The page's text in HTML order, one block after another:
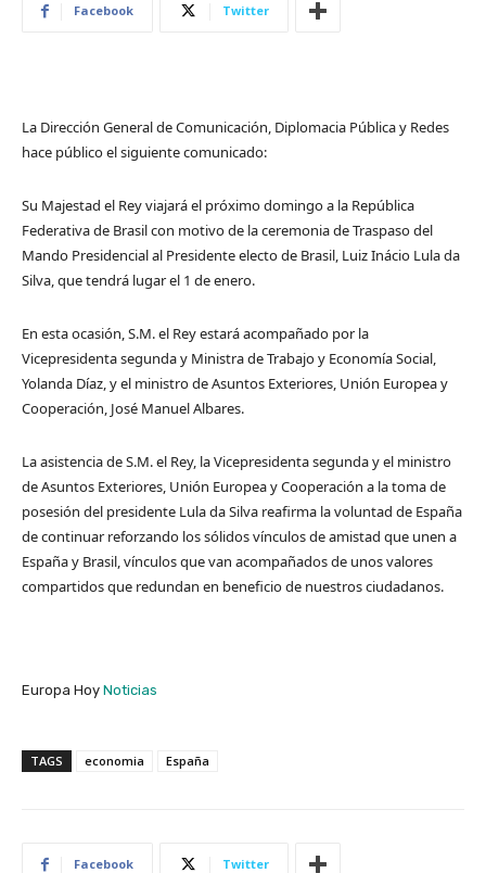
Facebook Twitter
​La Dirección General de Comunicación, Diplomacia Pública y Redes
hace público el siguiente comunicado:
Su Majestad el Rey viajará el próximo domingo a la República
Federativa de Brasil con motivo de la ceremonia de Traspaso del
Mando Presidencial al Presidente electo de Brasil, Luiz Inácio Lula da
Silva, que tendrá lugar el 1 de enero.
En esta ocasión, S.M. el Rey estará acompañado por la
Vicepresidenta segunda y Ministra de Trabajo y Economía Social,
Yolanda Díaz, y el ministro de Asuntos Exteriores, Unión Europea y
Cooperación, José Manuel Albares.
La asistencia de S.M. el Rey, la Vicepresidenta segunda y el ministro
de Asuntos Exteriores, Unión Europea y Cooperación a la toma de
posesión del presidente Lula da Silva reafirma la voluntad de España
de continuar reforzando los sólidos vínculos de amistad que unen a
España y Brasil, vínculos que van acompañados de unos valores
compartidos que redundan en beneficio de nuestros ciudadanos.
Europa Hoy Noticias
TAGS economia España
Facebook Twitter